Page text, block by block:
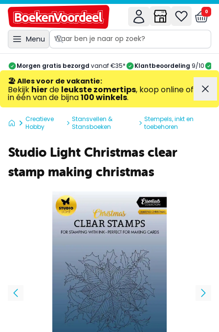
Menu
0
Morgen gratis bezorgd vanaf €35* Klantbeoordeling 9/10
🏖️ Alles voor de vakantie:
Bekijk hierde leukste zomertips, koop online of
in één van de bijna100 winkels.
Creatieve
Hobby
Stansvellen &
Stansboeken
Stempels, inkt en
toebehoren
Studio Light Christmas clear
stamp making christmas